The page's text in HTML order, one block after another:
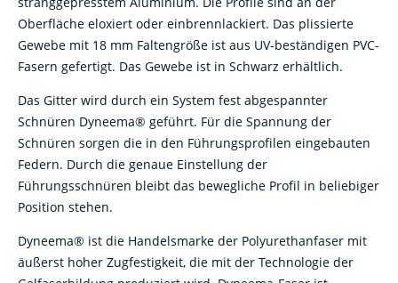
Oberfläche eloxiert oder einbrennlackiert. Das plissierte
Gewebe mit 18 mm Faltengröße ist aus UV-beständigen PVC-
Fasern gefertigt. Das Gewebe ist in Schwarz erhältlich.
Schnüren Dyneema® geführt. Für die Spannung der
Schnüren sorgen die in den Führungsprofilen eingebauten
Federn. Durch die genaue Einstellung der
Führungsschnüren bleibt das bewegliche Profil in beliebiger
Position stehen.
äußerst hoher Zugfestigkeit, die mit der Technologie der
Gelfaserbildung produziert wird. Dyneema-Faser ist